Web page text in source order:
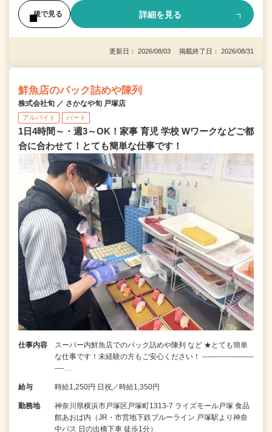
後で見る 詳細を見る
更新日： 2026/08/03 掲載終了日： 2026/08/31
鮮魚店のパック詰めや陳列
株式会社旬 ／ さかなや旬 戸塚店
アルバイト パート
1日4時間～・週3～OK！家事 育児 学校 Wワークなどご都
合に合わせて！とても簡単な仕事です！
仕事内容
スーパー内鮮魚店でのパック詰めや陳列 など ★とても簡単
な仕事です！未経験の方もご安心ください！ ---------------------
----…
給与 時給1,250円 日祝／時給1,350円
勤務地
神奈川県横浜市戸塚区戸塚町1313-7 ライズモール戸塚 食品
館あおば内（JR・市営地下鉄ブルーライン 戸塚駅より神奈
中バス 日の出橋下車 徒歩1分）